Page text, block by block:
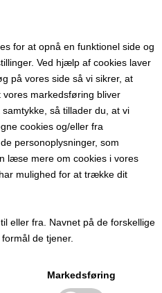
for at opnå en funktionel side og
Ved hjælp af cookies laver
på vores side så vi sikrer, at
markedsføring bliver
så tillader du, at vi
cookies og/eller fra
personoplysninger, som
læse mere om cookies i vores
mulighed for at trække dit
eller fra. Navnet på de forskellige
de tjener.
Markedsføring